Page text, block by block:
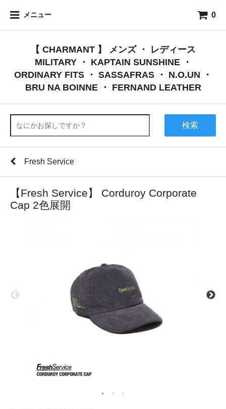
メニュー 0
【 CHARMANT 】 メンズ ・ レディース
MILITARY ・ KAPTAIN SUNSHINE ・
ORDINARY FITS ・ SASSAFRAS ・ N.O.UN ・
BRU NA BOINNE ・ FERNAND LEATHER
検索
Fresh Service
【Fresh Service】 Corduroy Corporate
Cap 2色展開